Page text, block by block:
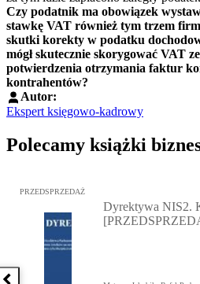
Czy podatnik ma obowiązek
stawkę VAT również tym trzem
skutki korekty w podatku
mógł skutecznie skorygować VAT
potwierdzenia otrzymania faktur
kontrahentów?
Autor:
Ekspert księgowo-kadrowy
Polecamy książki
Przejdź do: Dyrektywa NIS2.
PRZEDSPRZEDAŻ
Dyrektywa NIS2.